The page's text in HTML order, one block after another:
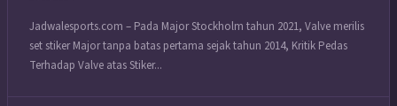
Jadwalesports.com – Pada Major Stockholm tahun 2021, Valve merilis
set stiker Major tanpa batas pertama sejak tahun 2014, Kritik Pedas
Terhadap Valve atas Stiker...